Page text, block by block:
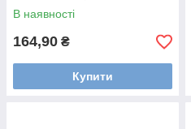
В наявності
164,90 ₴
Купити